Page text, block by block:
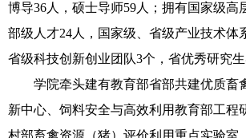
博导36人，硕士导师59人；拥有国家级高
部级人才24人，国家级、省级产业技术体
省级科技创新创业团队3个，省优秀研究生
学院牵头建有教育部省部共建优质畜
新中心、饲料安全与高效利用教育部工程
村部畜禽资源（猪）评价利用重点实验室